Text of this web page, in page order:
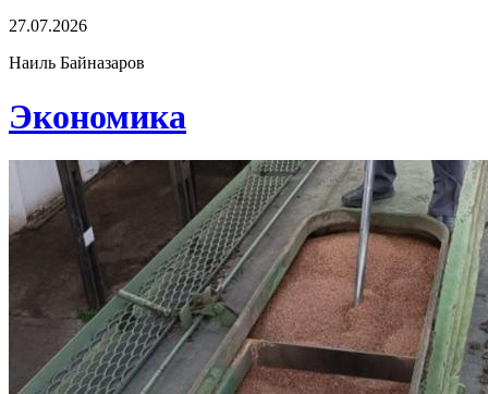
27.07.2026
Наиль Байназаров
Экономика